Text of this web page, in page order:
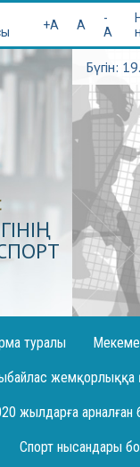
+A A
-
A
Бүгін:
туралы
жариялаужемқорлыққа
жылдарға арналған
Спорт нысандары